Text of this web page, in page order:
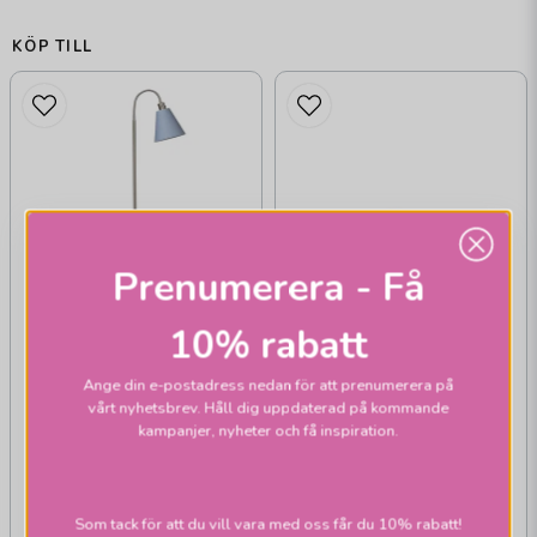
KÖP TILL
ARMATURHANTVERK
G 707 Lysekil
golvlampa nickel
Prenumerera - Få
10% rabatt
Ange din e-postadress nedan för att prenumerera på
vårt nyhetsbrev. Håll dig uppdaterad på kommande
kampanjer, nyheter och få inspiration.
Som tack för att du vill vara med oss får du 10% rabatt!